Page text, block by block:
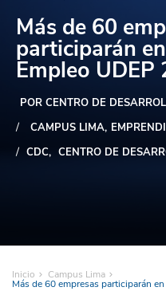
Más de 60
participarán
Empleo UDEP
POR CENTRO DE
CAMPUS LIMA
CDC
CENTRO DE
Inicio Campus Lima
Más de 60 empresas participarán